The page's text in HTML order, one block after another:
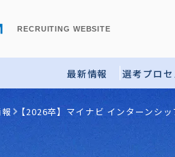
RECRUITING WEBSITE
最新情報 選考プロ
【2026卒】マイナビ インターンシ